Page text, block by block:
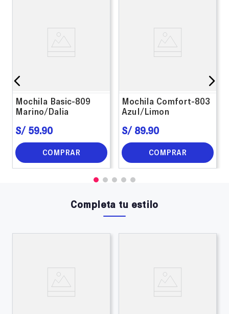
Mochila Basic-809
Marino/Dalia
S/ 59.90
COMPRAR
Mochila Comfort-803
Azul/Limon
S/ 89.90
COMPRAR
Completa tu estilo